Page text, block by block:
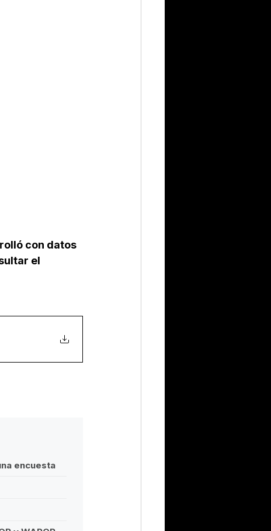
con datos
el
encuesta